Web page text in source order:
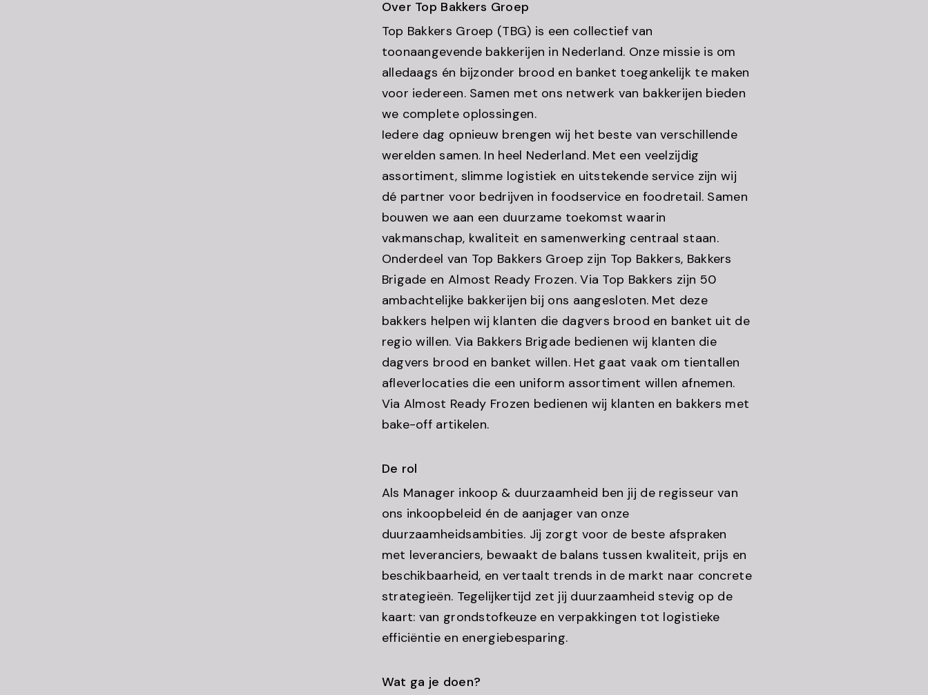
Over Top Bakkers Groep
Top Bakkers Groep (TBG) is een collectief van
toonaangevende bakkerijen in Nederland. Onze missie is om
alledaags én bijzonder brood en banket toegankelijk te maken
voor iedereen. Samen met ons netwerk van bakkerijen bieden
we complete oplossingen.
Iedere dag opnieuw brengen wij het beste van verschillende
werelden samen. In heel Nederland. Met een veelzijdig
assortiment, slimme logistiek en uitstekende service zijn wij
dé partner voor bedrijven in foodservice en foodretail. Samen
bouwen we aan een duurzame toekomst waarin
vakmanschap, kwaliteit en samenwerking centraal staan.
Onderdeel van Top Bakkers Groep zijn Top Bakkers, Bakkers
Brigade en Almost Ready Frozen. Via Top Bakkers zijn 50
ambachtelijke bakkerijen bij ons aangesloten. Met deze
bakkers helpen wij klanten die dagvers brood en banket uit de
regio willen. Via Bakkers Brigade bedienen wij klanten die
dagvers brood en banket willen. Het gaat vaak om tientallen
afleverlocaties die een uniform assortiment willen afnemen.
Via Almost Ready Frozen bedienen wij klanten en bakkers met
bake-off artikelen.
De rol
Als Manager inkoop & duurzaamheid ben jij de regisseur van
ons inkoopbeleid én de aanjager van onze
duurzaamheidsambities. Jij zorgt voor de beste afspraken
met leveranciers, bewaakt de balans tussen kwaliteit, prijs en
beschikbaarheid, en vertaalt trends in de markt naar concrete
strategieën. Tegelijkertijd zet jij duurzaamheid stevig op de
kaart: van grondstofkeuze en verpakkingen tot logistieke
efficiëntie en energiebesparing.
Wat ga je doen?